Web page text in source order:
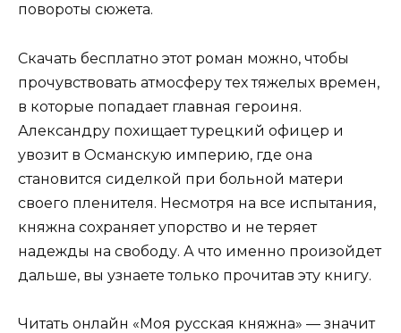
повороты сюжета.
Скачать бесплатно этот роман можно, чтобы
прочувствовать атмосферу тех тяжелых времен,
в которые попадает главная героиня.
Александру похищает турецкий офицер и
увозит в Османскую империю, где она
становится сиделкой при больной матери
своего пленителя. Несмотря на все испытания,
княжна сохраняет упорство и не теряет
надежды на свободу. А что именно произойдет
дальше, вы узнаете только прочитав эту книгу.
Читать онлайн «Моя русская княжна» — значит